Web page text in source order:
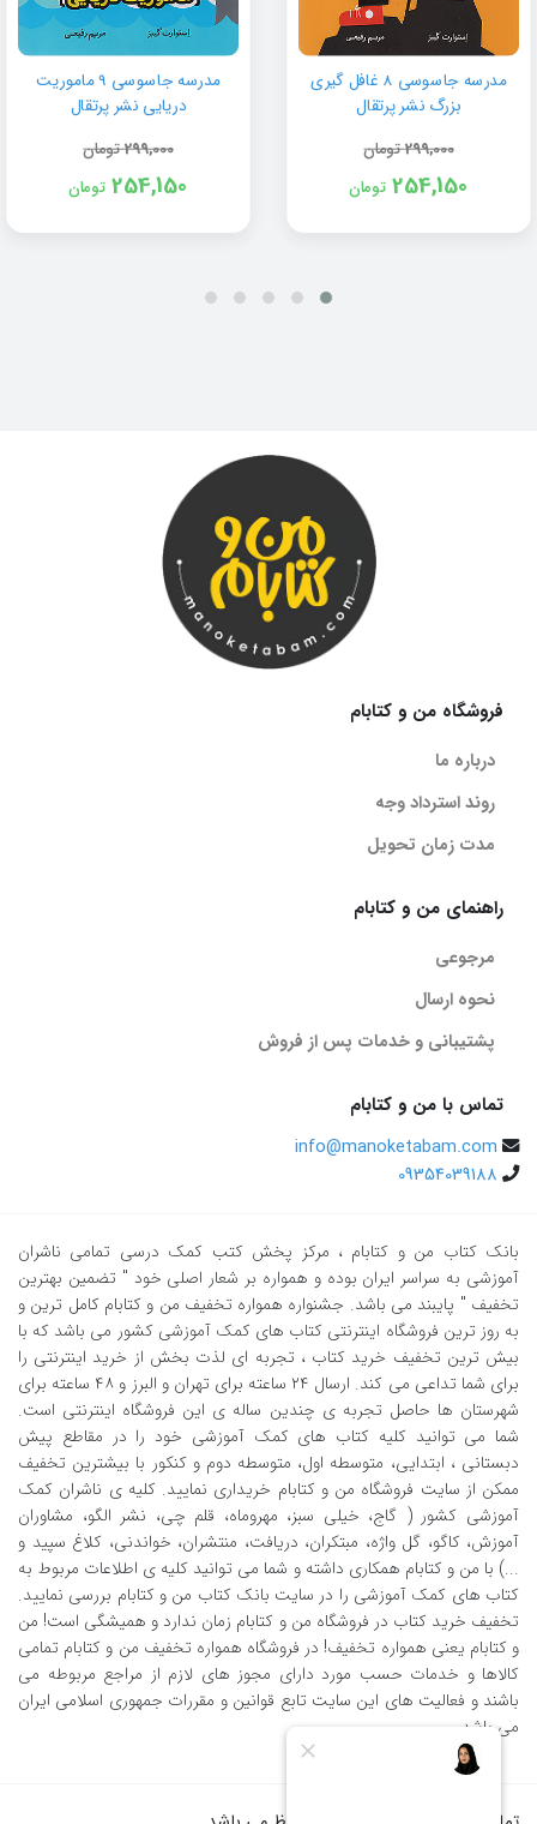
مدرسه جاسوسی 8 غافل گیری
بزرگ نشر پرتقال
299,000تومان
254,150 تومان
مدرسه جاسوسی 9 ماموریت
دریایی نشر پرتقال
299,000تومان
254,150 تومان
فروشگاه من و کتابام
درباره ما
روند استرداد وجه
مدت زمان تحویل
راهنمای من و کتابام
مرجوعی
نحوه ارسال
پشتیبانی و خدمات پس از فروش
تماس با من و کتابام
info@manoketabam.com
09354039188
بانک کتاب من و کتابام ، مرکز پخش کتب کمک درسی تمامی ناشران
آموزشی به سراسر ایران بوده و همواره بر شعار اصلی خود " تضمین بهترین
تخفیف " پایبند می باشد. جشنواره همواره تخفیف من و کتابام کامل ترین و
به روز ترین فروشگاه اینترنتی کتاب های کمک آموزشی کشور می باشد که با
بیش ترین تخفیف خرید کتاب ، تجربه ای لذت بخش از خرید اینترنتی را
برای شما تداعی می کند. ارسال ٢٤ ساعته برای تهران و البرز و ٤٨ ساعته برای
شهرستان ها حاصل تجربه ی چندین ساله ی این فروشگاه اینترنتی است.
شما می توانید کلیه کتاب های کمک آموزشی خود را در مقاطع پیش
دبستانی ، ابتدایی، متوسطه اول، متوسطه دوم و کنکور با بیشترین تخفیف
ممکن از سایت فروشگاه من و کتابام خریداری نمایید. کلیه ی ناشران کمک
آموزشی کشور ( گاج، خیلی سبز، مهروماه، قلم چی، نشر الگو، مشاوران
آموزش، کاگو، گل واژه، مبتکران، دریافت، منتشران، خواندنی، کلاغ سپید و
...) با من و کتابام همکاری داشته و شما می توانید کلیه ی اطلاعات مربوط به
کتاب های کمک آموزشی را در سایت بانک کتاب من و کتابام بررسی نمایید.
تخفیف خرید کتاب در فروشگاه من و کتابام زمان ندارد و همیشگی است! من
و کتابام یعنی همواره تخفیف! در فروشگاه همواره تخفیف من و کتابام تمامی
کالاها و خدمات حسب مورد دارای مجوز های لازم از مراجع مربوطه می
باشند و فعالیت های این سایت تابع قوانین و مقررات جمهوری اسلامی ایران
می باشد.